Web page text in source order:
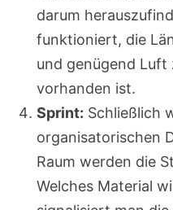
darum
funktioniert, die
und genügend
vorhanden ist.
Sprint: Schließlich
organisatorischen
Raum werden die
Welches Material